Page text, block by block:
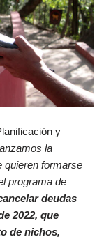
y
la
quieren formarse
programa de
deudas
2022, que
de nichos,